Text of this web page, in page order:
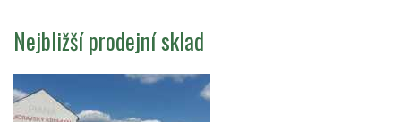
Nejbližší prodejní sklad